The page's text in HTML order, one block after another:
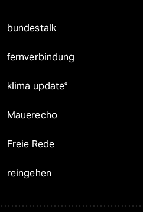
bundestalk
fernverbindung
klima update°
Mauerecho
Freie Rede
reingehen